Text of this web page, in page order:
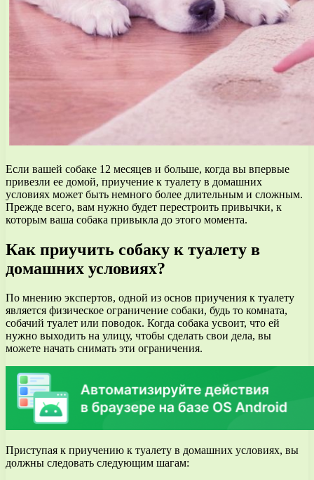
Если вашей собаке 12 месяцев и больше, когда вы впервые
привезли ее домой, приучение к туалету в домашних
условиях может быть немного более длительным и сложным.
Прежде всего, вам нужно будет перестроить привычки, к
которым ваша собака привыкла до этого момента.
Как приучить собаку к туалету в
домашних условиях?
По мнению экспертов, одной из основ приучения к туалету
является физическое ограничение собаки, будь то комната,
собачий туалет или поводок. Когда собака усвоит, что ей
нужно выходить на улицу, чтобы сделать свои дела, вы
можете начать снимать эти ограничения.
Приступая к приучению к туалету в домашних условиях, вы
должны следовать следующим шагам: